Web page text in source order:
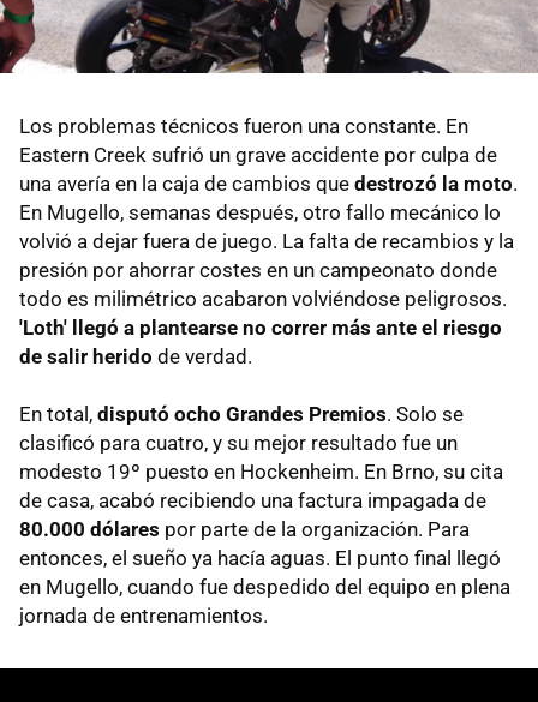
Los problemas técnicos fueron una constante. En
Eastern Creek sufrió un grave accidente por culpa de
una avería en la caja de cambios que destrozó la moto.
En Mugello, semanas después, otro fallo mecánico lo
volvió a dejar fuera de juego. La falta de recambios y la
presión por ahorrar costes en un campeonato donde
todo es milimétrico acabaron volviéndose peligrosos.
'Loth' llegó a plantearse no correr más ante el riesgo
de salir herido de verdad.
En total, disputó ocho Grandes Premios. Solo se
clasificó para cuatro, y su mejor resultado fue un
modesto 19º puesto en Hockenheim. En Brno, su cita
de casa, acabó recibiendo una factura impagada de
80.000 dólares por parte de la organización. Para
entonces, el sueño ya hacía aguas. El punto final llegó
en Mugello, cuando fue despedido del equipo en plena
jornada de entrenamientos.